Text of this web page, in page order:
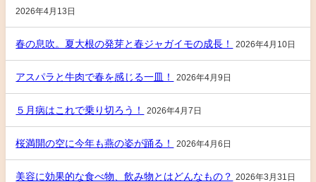
2026年4月13日
春の息吹。夏大根の発芽と春ジャガイモの成長！ 2026年4月10日
アスパラと牛肉で春を感じる一皿！ 2026年4月9日
５月病はこれで乗り切ろう！ 2026年4月7日
桜満開の空に今年も燕の姿が踊る！ 2026年4月6日
美容に効果的な食べ物、飲み物とはどんなもの？ 2026年3月31日